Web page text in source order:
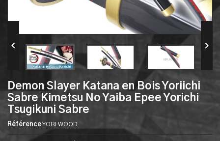
 
Demon Slayer Katana en Bois Yoriichi
Sabre Kimetsu No Yaiba Epee Yorichi
Tsugikuni Sabre
RéférenceYORI WOOD